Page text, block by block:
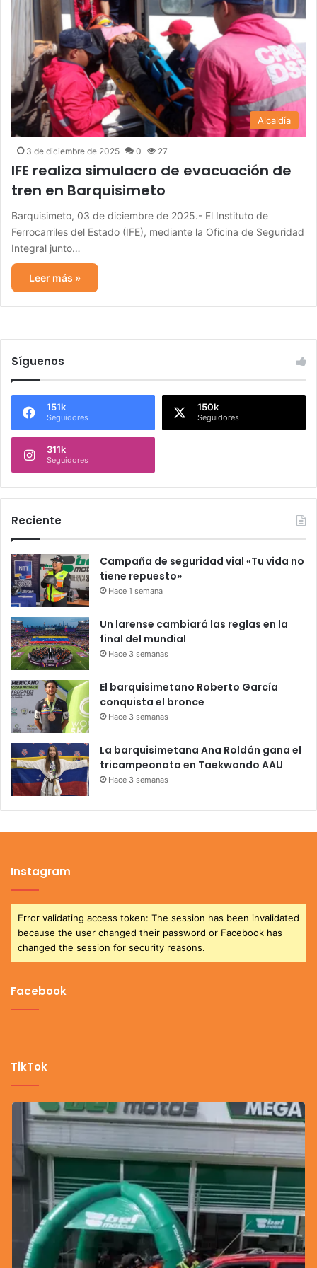
Alcaldía
3 de diciembre de 2025 0 27
IFE realiza simulacro de evacuación de
tren en Barquisimeto
Barquisimeto, 03 de diciembre de 2025.- El Instituto de
Ferrocarriles del Estado (IFE), mediante la Oficina de Seguridad
Integral junto…
Leer más »
Síguenos
151k
Seguidores
150k
Seguidores
311k
Seguidores
Reciente
Campaña de seguridad vial «Tu vida no
tiene repuesto»
Hace 1 semana
Un larense cambiará las reglas en la
final del mundial
Hace 3 semanas
El barquisimetano Roberto García
conquista el bronce
Hace 3 semanas
La barquisimetana Ana Roldán gana el
tricampeonato en Taekwondo AAU
Hace 3 semanas
Instagram
Error validating access token: The session has been invalidated
because the user changed their password or Facebook has
changed the session for security reasons.
Facebook
TikTok